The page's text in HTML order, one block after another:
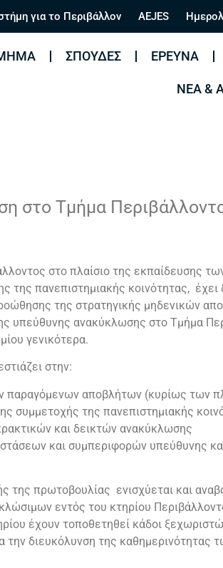
για το Περιβάλλον AEJES
ΣΠΟΥΔΈΣ ΈΡΕΥΝΑ
ΝΈΑ &
στο Τμήμα
στο πλαίσιο της εκπαίδευσης
της πανεπιστημιακής κοινότητας, έχει
της στρατηγικής μηδενικών
υπεύθυνης ανακύκλωσης στο Τμήμα
γενικότερα.
στην:
παραγόμενων αποβλήτων (κυρίως των
συμμετοχής της πανεπιστημιακής
και δεικτών ανακύκλωσης
και συμπεριφορών υπεύθυνης
της πρωτοβουλίας ενισχύεται και
εντός του κτηρίου
έχουν τοποθετηθεί κάδοι
την διευκόλυνση της καθημερινότητας